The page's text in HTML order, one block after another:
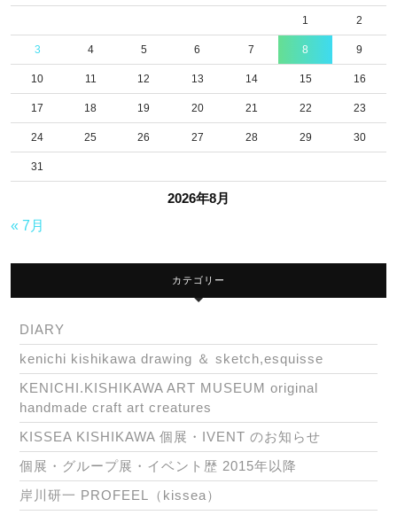
2026年8月
1 2
3 4 5 6 7 8 9
10 11 12 13 14 15 16
17 18 19 20 21 22 23
24 25 26 27 28 29 30
31
« 7月
カテゴリー
DIARY
kenichi kishikawa drawing ＆ sketch,esquisse
KENICHI.KISHIKAWA ART MUSEUM original
handmade craft art creatures
KISSEA KISHIKAWA 個展・IVENT のお知らせ
個展・グループ展・イベント歴 2015年以降
岸川研一 PROFEEL（kissea）